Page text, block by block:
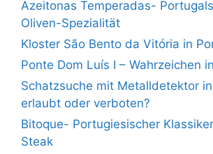
Azeitonas Temperadas-
Oliven-Spezialität
Kloster São Bento da Vitória in
Ponte Dom Luís I – Wahrzeichen
Schatzsuche mit Metalldetektor
erlaubt oder verboten?
Bitoque- Portugiesischer
Steak